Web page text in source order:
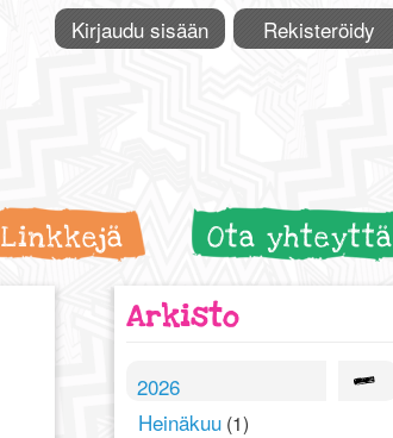
Kirjaudu sisään Rekisteröidy
Linkkejä Ota yhteyttä
Arkisto
2026
Heinäkuu (1)